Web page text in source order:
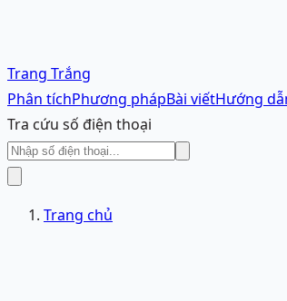
Trang Trắng
Phân tíchPhương phápBài viếtHướng
Tra cứu số điện thoại
Trang chủ